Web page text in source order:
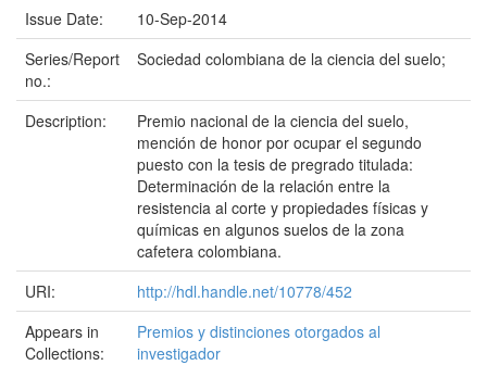
Issue Date:
10-Sep-2014
Series/Report
no.:
Sociedad colombiana de la ciencia del suelo;
Description:
Premio nacional de la ciencia del suelo,
mención de honor por ocupar el segundo
puesto con la tesis de pregrado titulada:
Determinación de la relación entre la
resistencia al corte y propiedades físicas y
químicas en algunos suelos de la zona
cafetera colombiana.
URI:
http://hdl.handle.net/10778/452
Appears in
Collections:
Premios y distinciones otorgados al
investigador